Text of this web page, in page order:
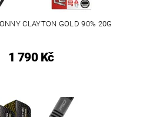
CLAYTON GOLD 90% 20G
1 790 Kč